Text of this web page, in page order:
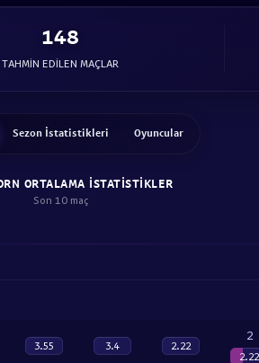
148
TAHMIN EDILEN MAÇLAR
Sezon İstatistikleri Oyuncular
ORTALAMA ISTATISTIKLER
Son 10 maç
3.55 3.4 2.22
2
2.22